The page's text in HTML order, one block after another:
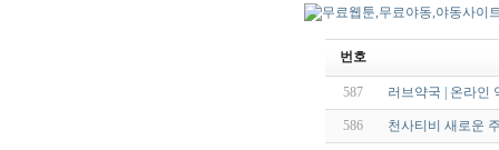
번호
587 러브약국 | 온라인
586 천사티비 새로운